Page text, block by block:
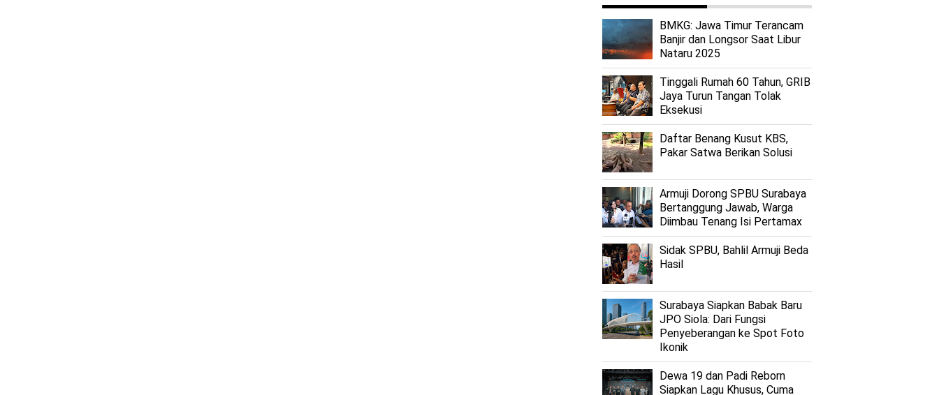
BMKG: Jawa Timur Terancam
Banjir dan Longsor Saat Libur
Nataru 2025
Tinggali Rumah 60 Tahun, GRIB
Jaya Turun Tangan Tolak
Eksekusi
Daftar Benang Kusut KBS,
Pakar Satwa Berikan Solusi
Armuji Dorong SPBU Surabaya
Bertanggung Jawab, Warga
Diimbau Tenang Isi Pertamax
Sidak SPBU, Bahlil Armuji Beda
Hasil
Surabaya Siapkan Babak Baru
JPO Siola: Dari Fungsi
Penyeberangan ke Spot Foto
Ikonik
Dewa 19 dan Padi Reborn
Siapkan Lagu Khusus, Cuma